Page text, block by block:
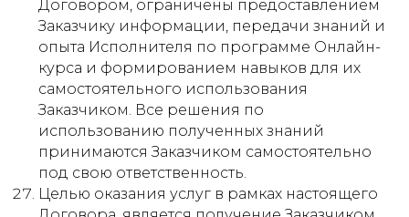
Договором, ограничены предоставлением
Заказчику информации, передачи знаний и
опыта Исполнителя по программе Онлайн-
курса и формированием навыков для их
самостоятельного использования
Заказчиком. Все решения по
использованию полученных знаний
принимаются Заказчиком самостоятельно
под свою ответственность.
Целью оказания услуг в рамках настоящего